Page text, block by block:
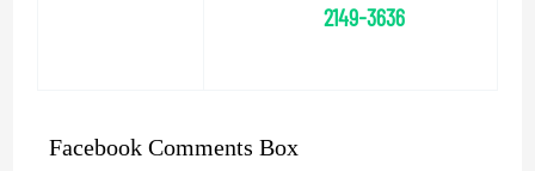
2149-3636
Facebook Comments Box